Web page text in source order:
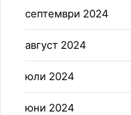
септември 2024
август 2024
юли 2024
юни 2024